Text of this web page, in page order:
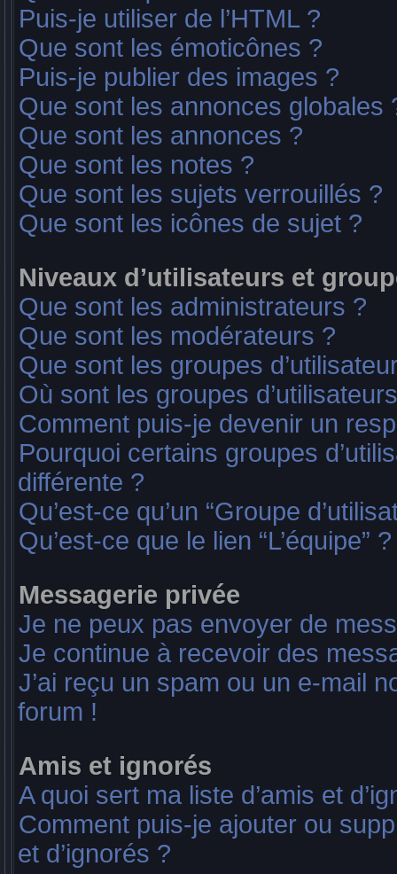
Puis-je utiliser de l’HTML ?
Que sont les émoticônes ?
Puis-je publier des images ?
Que sont les annonces globales
Que sont les annonces ?
Que sont les notes ?
Que sont les sujets verrouillés ?
Que sont les icônes de sujet ?
Niveaux d’utilisateurs et
Que sont les administrateurs ?
Que sont les modérateurs ?
Que sont les groupes
Où sont les groupes
Comment puis-je devenir un
Pourquoi certains groupes
différente ?
Qu’est-ce qu’un “Groupe
Qu’est-ce que le lien “L’équipe” ?
Messagerie privée
Je ne peux pas envoyer de
Je continue à recevoir des
J’ai reçu un spam ou un e-mail
forum !
Amis et ignorés
A quoi sert ma liste d’amis et
Comment puis-je ajouter ou
et d’ignorés ?